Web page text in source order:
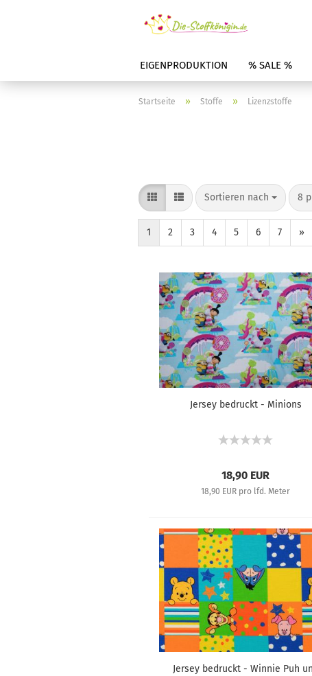
EIGENPRODUKTION % SALE %
Startseite » Stoffe » Lizenzstoffe
Sortieren nach 8
1 2 3 4 5 6 7 »
Jersey bedruckt - Minions
18,90 EUR
18,90 EUR pro lfd. Meter
Jersey bedruckt - Winnie Puh